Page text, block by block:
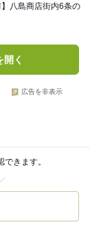
八島商店街内6条の
く
広告を非表示
きます。